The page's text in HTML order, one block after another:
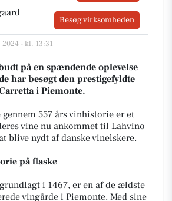
Besøg virksomheden
2024 - kl. 13:31
på en spændende oplevelse
har besøgt den prestigefyldte
i Piemonte.
gennem 557 års vinhistorie er et
vine nu ankommet til Lahvino
blive nydt af danske vinelskere.
på flaske
i 1467, er en af de ældste
vingårde i Piemonte. Med sine